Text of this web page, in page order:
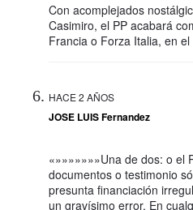
Con acomplejados
Casimiro, el PP acabará
Francia o Forza Italia, en
HACE 2 AÑOS
JOSE LUIS Fernandez
«»»»»»»»Una de dos: o el
documentos o testimonio
presunta financiación
un gravísimo error. En